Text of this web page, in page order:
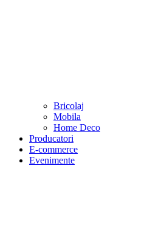
Bricolaj
Mobila
Home Deco
Producatori
E-commerce
Evenimente